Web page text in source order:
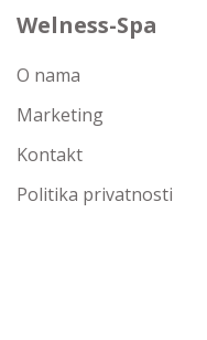
Welness-Spa
O nama
Marketing
Kontakt
Politika privatnosti